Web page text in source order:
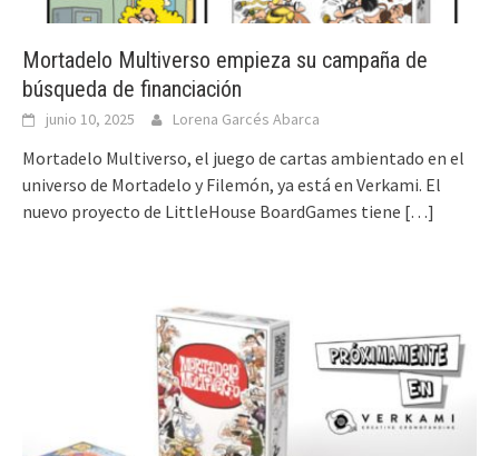
Mortadelo Multiverso empieza su campaña de
búsqueda de financiación
junio 10, 2025 Lorena Garcés Abarca
Mortadelo Multiverso, el juego de cartas ambientado en el
universo de Mortadelo y Filemón, ya está en Verkami. El
nuevo proyecto de LittleHouse BoardGames tiene […]